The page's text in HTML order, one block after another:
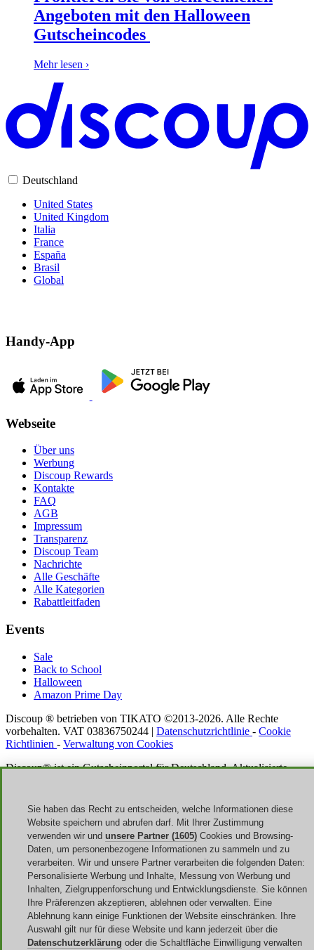
Angeboten mit den Halloween
Gutscheincodes
Mehr lesen ›
Deutschland
United States
United Kingdom
Italia
France
España
Brasil
Global
Handy-App
Webseite
Über uns
Werbung
Discoup Rewards
Kontakte
FAQ
AGB
Impressum
Transparenz
Discoup Team
Nachrichte
Alle Geschäfte
Alle Kategorien
Rabattleitfaden
Events
Sale
Back to School
Halloween
Amazon Prime Day
Discoup ® betrieben von TIKATO ©2013-2026. Alle Rechte
vorbehalten. VAT 03836750244 | Datenschutzrichtlinie - Cookie
Richtlinien - Verwaltung von Cookies
Discoup® ist ein Gutscheinportal für Deutschland. Aktualisierte
Spare 15% EXTRA mit diesem EXKLUSIVEN SHEIN Gutschein
Sie haben das Recht zu entscheiden, welche Informationen diese
Website speichern und abrufen darf. Mit Ihrer Zustimmung
verwenden wir und unsere Partner (1605) Cookies und Browsing-
Daten, um personenbezogene Informationen zu sammeln und zu
verarbeiten. Wir und unsere Partner verarbeiten die folgenden Daten:
Personalisierte Werbung und Inhalte, Messung von Werbung und
Inhalten, Zielgruppenforschung und Entwicklungsdienste. Sie können
Ihre Präferenzen akzeptieren, ablehnen oder verwalten. Eine
Ablehnung kann einige Funktionen der Website einschränken. Ihre
Auswahl gilt nur für diese Website und kann jederzeit über die
Datenschutzerklärung oder die Schaltfläche Einwilligung verwalten